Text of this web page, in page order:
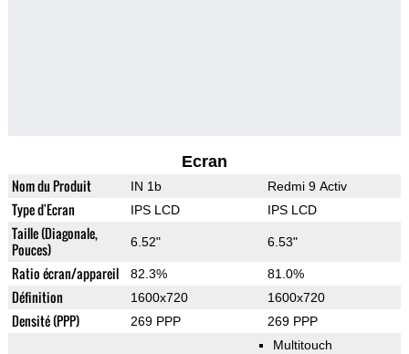
Ecran
Nom du Produit IN 1b Redmi 9 Activ
Type d'Ecran IPS LCD IPS LCD
Taille (Diagonale,
Pouces)
6.52" 6.53"
Ratio écran/appareil 82.3% 81.0%
Définition 1600x720 1600x720
Densité (PPP) 269 PPP 269 PPP
Multitouch